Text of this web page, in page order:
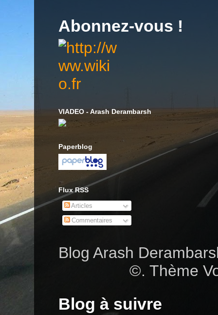
Abonnez-vous !
VIADEO - Arash Derambarsh
Paperblog
Flux RSS
Articles
Commentaires
Blog Arash
©. Thème
Blog à suivre